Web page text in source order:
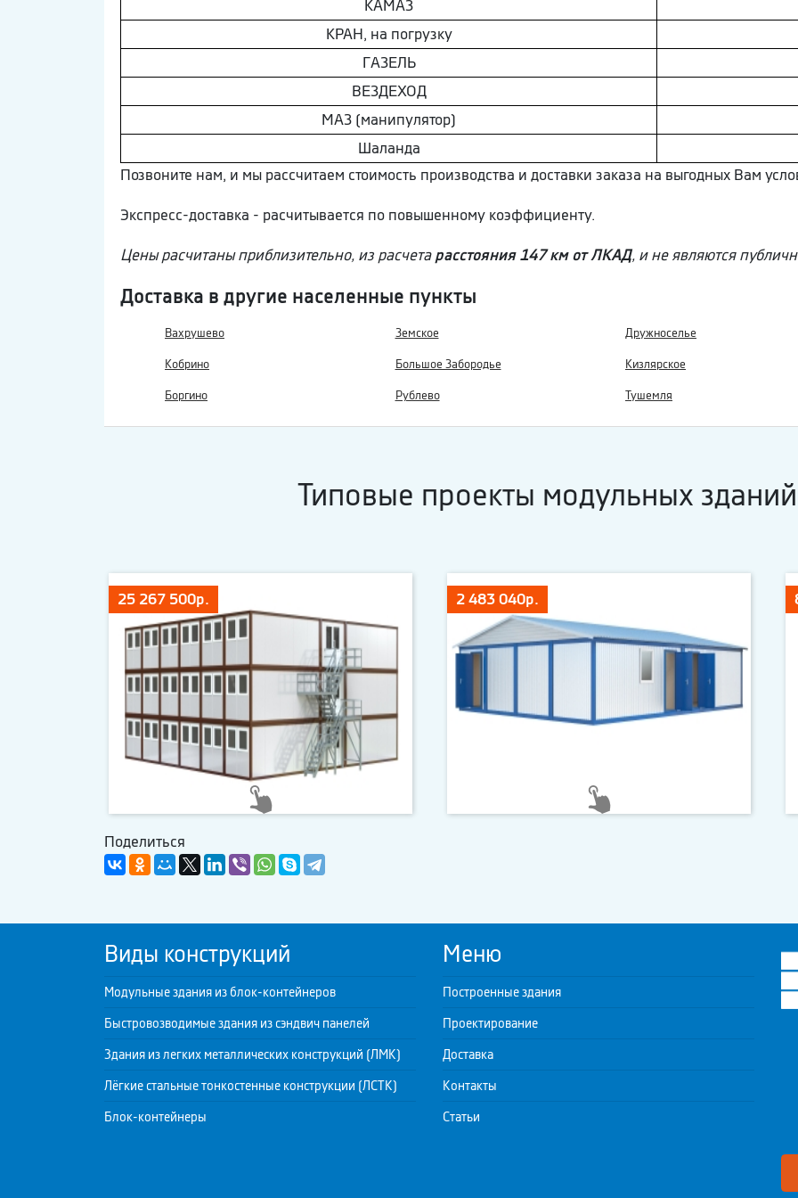
КAМAЗ
КРАН, на погрузку
ГAЗEЛЬ
ВEЗДEХОД
МAЗ (манипулятор)
Шaлaнда
Позвоните нам, и мы рассчитаем стоимость производства и доставки заказа на выгодных Вам
Экспресс-доставка - расчитывается по повышенному коэффициенту.
Цены расчитаны приблизительно, из расчетарасстояния 147 км от ЛКАД, и не являются
Доставка в другие населенные пункты
Вахрушево Земское Дружноселье
Кобрино Большое Забородье Кизлярское
Боргино Рублево Тушемля
Типовые проекты модульных
25 267 500р. 2 483 040р.
Поделиться
Виды конструкций
Модульные здания из блок-контейнеров
Быстровозводимые здания из сэндвич панелей
Здания из легких металлических конструкций (ЛМК)
Лёгкие стальные тонкостенные конструкции (ЛСТК)
Блок-контейнеры
Меню
Построенные здания
Проектирование
Доставка
Контакты
Статьи